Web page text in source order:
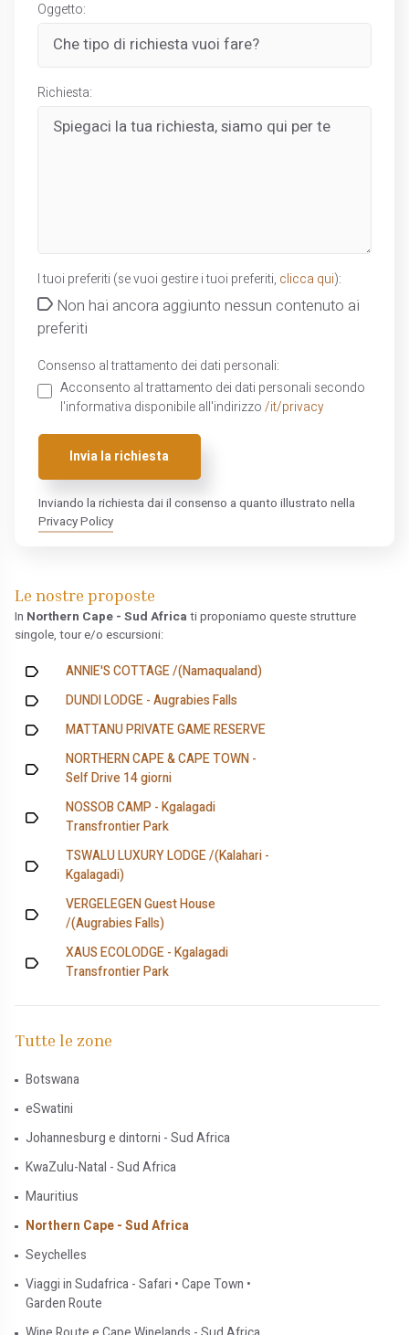
Oggetto:
Richiesta:
I tuoi preferiti (se vuoi gestire i tuoi preferiti, clicca qui):
Non hai ancora aggiunto nessun contenuto ai
preferiti
Consenso al trattamento dei dati personali:
Acconsento al trattamento dei dati personali secondo
l'informativa disponibile all'indirizzo /it/privacy
Invia la richiesta
Inviando la richiesta dai il consenso a quanto illustrato nella
Privacy Policy
Le nostre proposte
In Northern Cape - Sud Africati proponiamo queste strutture
singole, tour e/o escursioni:
ANNIE'S COTTAGE /(Namaqualand)
DUNDI LODGE - Augrabies Falls
MATTANU PRIVATE GAME RESERVE
NORTHERN CAPE & CAPE TOWN -
Self Drive 14 giorni
NOSSOB CAMP - Kgalagadi
Transfrontier Park
TSWALU LUXURY LODGE /(Kalahari -
Kgalagadi)
VERGELEGEN Guest House
/(Augrabies Falls)
XAUS ECOLODGE - Kgalagadi
Transfrontier Park
Tutte le zone
Botswana
eSwatini
Johannesburg e dintorni - Sud Africa
KwaZulu-Natal - Sud Africa
Mauritius
Northern Cape - Sud Africa
Seychelles
Viaggi in Sudafrica - Safari • Cape Town •
Garden Route